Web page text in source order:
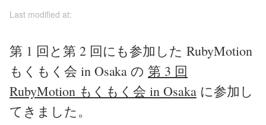
Last modified at:
第 1 回と第 2 回にも参加した RubyMotion
もくもく会 in Osaka の第 3 回
RubyMotion もくもく会 in Osakaに参加し
てきました。